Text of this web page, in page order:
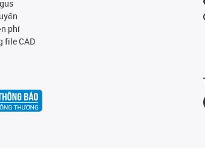
phí
file CAD